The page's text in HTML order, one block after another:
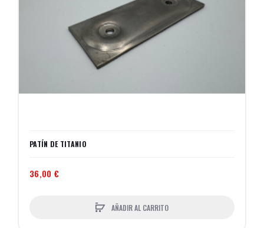
PATÍN DE TITANIO
36,00 €
AÑADIR AL CARRITO